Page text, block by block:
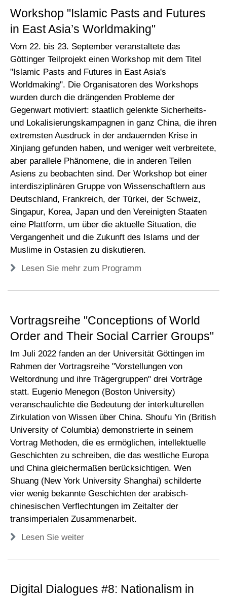
Workshop "Islamic Pasts and Futures
in East Asia’s Worldmaking"
Vom 22. bis 23. September veranstaltete das
Göttinger Teilprojekt einen Workshop mit dem Titel
"Islamic Pasts and Futures in East Asia's
Worldmaking". Die Organisatoren des Workshops
wurden durch die drängenden Probleme der
Gegenwart motiviert: staatlich gelenkte Sicherheits-
und Lokalisierungskampagnen in ganz China, die ihren
extremsten Ausdruck in der andauernden Krise in
Xinjiang gefunden haben, und weniger weit verbreitete,
aber parallele Phänomene, die in anderen Teilen
Asiens zu beobachten sind. Der Workshop bot einer
interdisziplinären Gruppe von Wissenschaftlern aus
Deutschland, Frankreich, der Türkei, der Schweiz,
Singapur, Korea, Japan und den Vereinigten Staaten
eine Plattform, um über die aktuelle Situation, die
Vergangenheit und die Zukunft des Islams und der
Muslime in Ostasien zu diskutieren.
Lesen Sie mehr zum Programm
Vortragsreihe "Conceptions of World
Order and Their Social Carrier Groups"
Im Juli 2022 fanden an der Universität Göttingen im
Rahmen der Vortragsreihe "Vorstellungen von
Weltordnung und ihre Trägergruppen" drei Vorträge
statt. Eugenio Menegon (Boston University)
veranschaulichte die Bedeutung der interkulturellen
Zirkulation von Wissen über China. Shoufu Yin (British
University of Columbia) demonstrierte in seinem
Vortrag Methoden, die es ermöglichen, intellektuelle
Geschichten zu schreiben, die das westliche Europa
und China gleichermaßen berücksichtigen. Wen
Shuang (New York University Shanghai) schilderte
vier wenig bekannte Geschichten der arabisch-
chinesischen Verflechtungen im Zeitalter der
transimperialen Zusammenarbeit.
Lesen Sie weiter
Digital Dialogues #8: Nationalism in